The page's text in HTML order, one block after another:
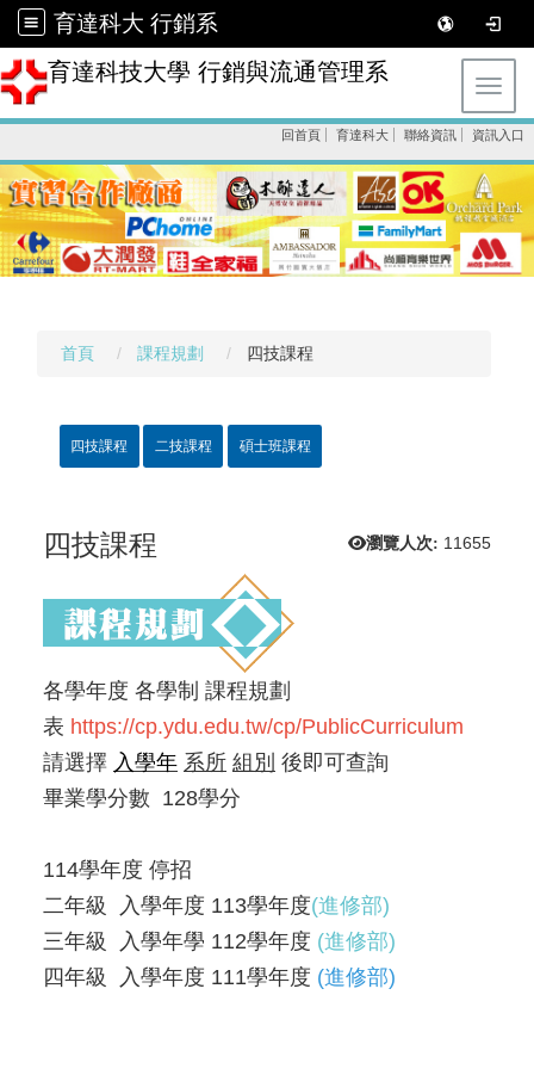
育達科大 行銷系
育達科技大學 行銷與流通管理系
回首頁 育達科大 聯絡資訊 資訊入口
首頁 課程規劃 四技課程
四技課程 二技課程 碩士班課程
瀏覽人次: 11655
四技課程
各學年度 各學制 課程規劃
表 https://cp.ydu.edu.tw/cp/PublicCurriculum
請選擇 入學年 系所 組別 後即可查詢
畢業學分數 128學分
114學年度 停招
二年級 入學年度 113學年度(進修部)
三年級 入學年學 112學年度 (進修部)
四年級 入學年度 111學年度 (進修部)